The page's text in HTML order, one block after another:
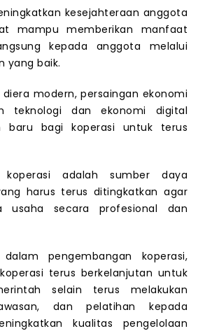
kesejahteraan anggota
mampu memberikan manfaat
kepada anggota melalui
yang baik.
modern, persaingan ekonomi
teknologi dan ekonomi digital
baru bagi koperasi untuk terus
koperasi adalah sumber daya
harus terus ditingkatkan agar
usaha secara profesional dan
pengembangan koperasi,
terus berkelanjutan untuk
selain terus melakukan
dan pelatihan kepada
kualitas pengelolaan